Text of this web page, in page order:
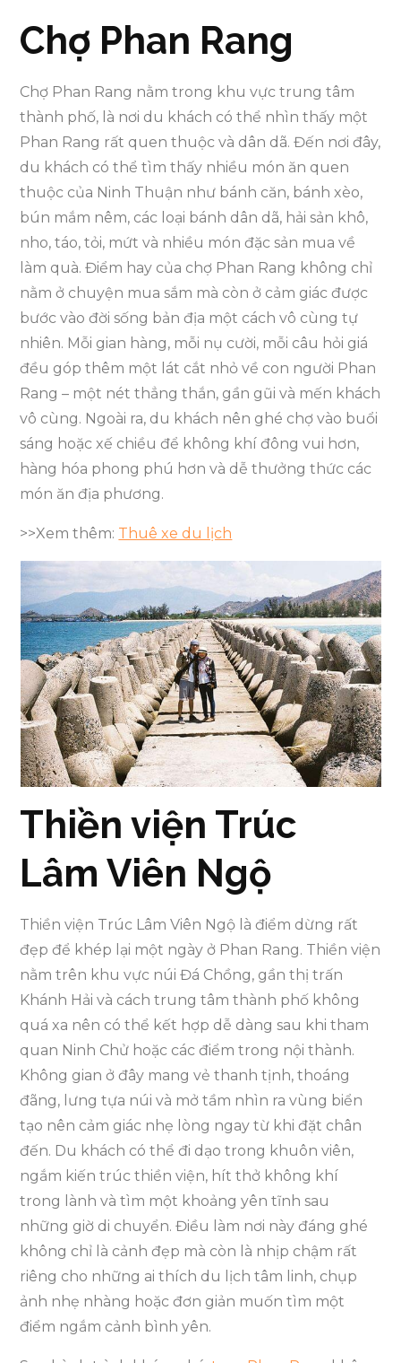
Chợ Phan Rang
Chợ Phan Rang nằm trong khu vực trung tâm
thành phố, là nơi du khách có thể nhìn thấy một
Phan Rang rất quen thuộc và dân dã. Đến nơi đây,
du khách có thể tìm thấy nhiều món ăn quen
thuộc của Ninh Thuận như bánh căn, bánh xèo,
bún mắm nêm, các loại bánh dân dã, hải sản khô,
nho, táo, tỏi, mứt và nhiều món đặc sản mua về
làm quà. Điểm hay của chợ Phan Rang không chỉ
nằm ở chuyện mua sắm mà còn ở cảm giác được
bước vào đời sống bản địa một cách vô cùng tự
nhiên. Mỗi gian hàng, mỗi nụ cười, mỗi câu hỏi giá
đều góp thêm một lát cắt nhỏ về con người Phan
Rang – một nét thẳng thắn, gần gũi và mến khách
vô cùng. Ngoài ra, du khách nên ghé chợ vào buổi
sáng hoặc xế chiều để không khí đông vui hơn,
hàng hóa phong phú hơn và dễ thưởng thức các
món ăn địa phương.
>>Xem thêm: Thuê xe du lịch
Thiền viện Trúc
Lâm Viên Ngộ
Thiền viện Trúc Lâm Viên Ngộ là điểm dừng rất
đẹp để khép lại một ngày ở Phan Rang. Thiền viện
nằm trên khu vực núi Đá Chồng, gần thị trấn
Khánh Hải và cách trung tâm thành phố không
quá xa nên có thể kết hợp dễ dàng sau khi tham
quan Ninh Chử hoặc các điểm trong nội thành.
Không gian ở đây mang vẻ thanh tịnh, thoáng
đãng, lưng tựa núi và mở tầm nhìn ra vùng biển
tạo nên cảm giác nhẹ lòng ngay từ khi đặt chân
đến. Du khách có thể đi dạo trong khuôn viên,
ngắm kiến trúc thiền viện, hít thở không khí
trong lành và tìm một khoảng yên tĩnh sau
những giờ di chuyển. Điều làm nơi này đáng ghé
không chỉ là cảnh đẹp mà còn là nhịp chậm rất
riêng cho những ai thích du lịch tâm linh, chụp
ảnh nhẹ nhàng hoặc đơn giản muốn tìm một
điểm ngắm cảnh bình yên.